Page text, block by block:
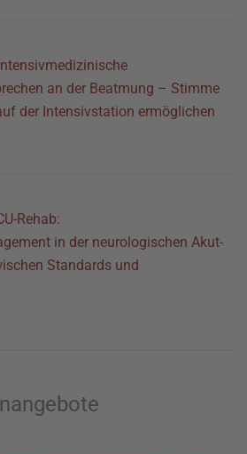
an der Beatmung – Stimme
der Intensivstation ermöglichen
Rehab:
in der neurologischen Akut-
Standards und